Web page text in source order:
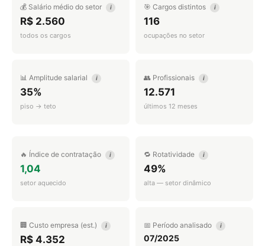
💰 Salário médio do setor i
R$ 2.560
todos os cargos
🎯 Cargos distintos i
116
ocupações no setor
📊 Amplitude salarial i
35%
piso → teto
👥 Profissionais i
12.571
últimos 12 meses
🔥 Índice de contratação i
1,04
setor aquecido
🔁 Rotatividade i
49%
alta — setor dinâmico
🏢 Custo empresa (est.) i
R$ 4.352
📅 Período analisado i
07/2025